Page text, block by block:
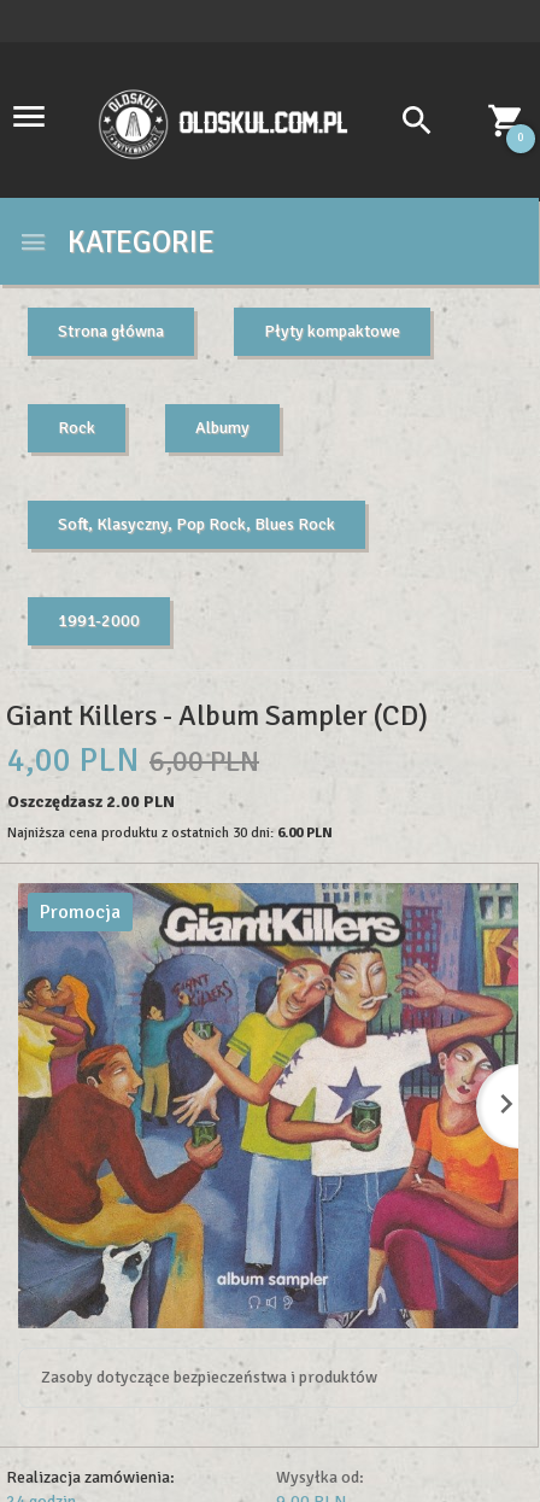
0
KATEGORIE
Strona główna Płyty kompaktowe
Rock Albumy
Soft, Klasyczny, Pop Rock, Blues Rock
1991-2000
Giant Killers - Album Sampler (CD)
4,00 PLN 6,00 PLN
Oszczędzasz 2.00 PLN
Najniższa cena produktu z ostatnich 30 dni: 6.00 PLN
Promocja
Zasoby dotyczące bezpieczeństwa i produktów
Realizacja zamówienia:
Wysyłka od: